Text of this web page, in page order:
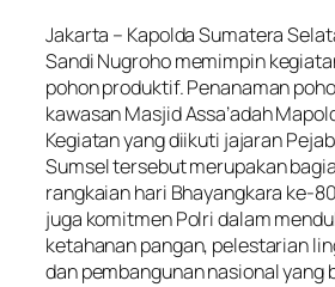
Jakarta – Kapolda Sumatera
Sandi Nugroho memimpin
pohon produktif. Penanaman
kawasan Masjid Assa’adah
Kegiatan yang diikuti jajaran
Sumsel tersebut merupakan
rangkaian hari Bhayangkara ke-
juga komitmen Polri dalam
ketahanan pangan, pelestarian
dan pembangunan nasional yang